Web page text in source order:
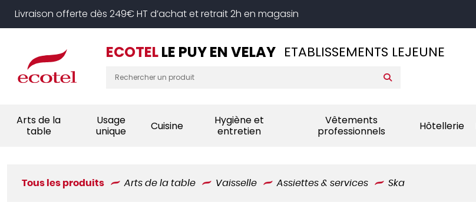
Livraison offerte dès 249€ HT d’achat et retrait 2h en magasin
ECOTELLE PUY EN VELAY ETABLISSEMENTS LEJEUNE
Arts de la
table
Usage
unique
Cuisine
Hygiène et
entretien
Vêtements
professionnels
Hôtellerie
Tous les produits Arts de la table Vaisselle Assiettes & services Ska
Panneau de gestion des cookies